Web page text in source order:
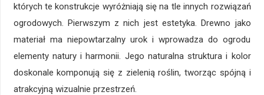
których te konstrukcje wyróżniają się na tle innych rozwiązań
ogrodowych. Pierwszym z nich jest estetyka. Drewno jako
materiał ma niepowtarzalny urok i wprowadza do ogrodu
elementy natury i harmonii. Jego naturalna struktura i kolor
doskonale komponują się z zielenią roślin, tworząc spójną i
atrakcyjną wizualnie przestrzeń.